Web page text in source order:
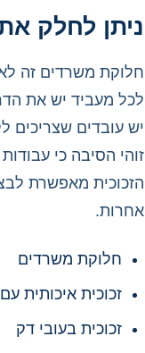
ניתן לחלק
חלוקת משרדים זה
לכל מעביד יש את
יש עובדים שצריכים
זוהי הסיבה כי
הזכוכית מאפשרת
אחרות.
חלוקת משרדים
זכוכית איכותית
זכוכית בעובי דק